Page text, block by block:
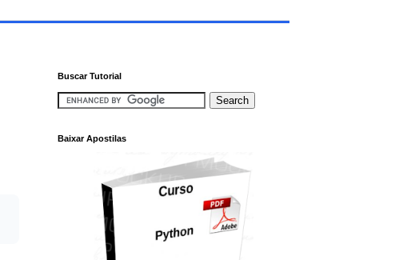
Buscar Tutorial
Baixar Apostilas